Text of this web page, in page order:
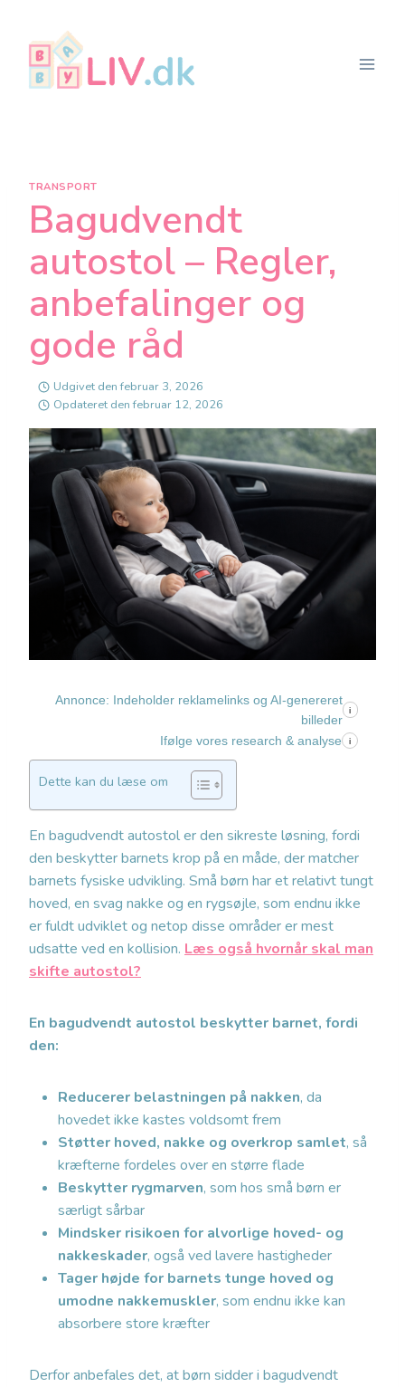
indhold
TRANSPORT
Bagudvendt
autostol – Regler,
anbefalinger og
gode råd
Udgivet den februar 3, 2026
Opdateret den februar 12, 2026
Annonce: Indeholder reklamelinks og AI-genereret
billeder
i
Ifølge vores research & analyse i
Dette kan du læse om
En bagudvendt autostol er den sikreste løsning, fordi
den beskytter barnets krop på en måde, der matcher
barnets fysiske udvikling. Små børn har et relativt tungt
hoved, en svag nakke og en rygsøjle, som endnu ikke
er fuldt udviklet og netop disse områder er mest
udsatte ved en kollision. Læs også hvornår skal man
skifte autostol?
En bagudvendt autostol beskytter barnet, fordi
den:
Reducerer belastningen på nakken, da
hovedet ikke kastes voldsomt frem
Støtter hoved, nakke og overkrop samlet, så
kræfterne fordeles over en større flade
Beskytter rygmarven, som hos små børn er
særligt sårbar
Mindsker risikoen for alvorlige hoved- og
nakkeskader, også ved lavere hastigheder
Tager højde for barnets tunge hoved og
umodne nakkemuskler, som endnu ikke kan
absorbere store kræfter
Derfor anbefales det, at børn sidder i bagudvendt